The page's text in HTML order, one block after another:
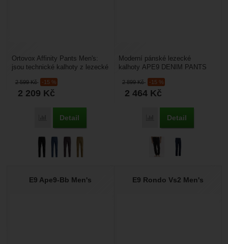
2 599Kč -15 %
2 209 Kč
Porovnat
Detail
Ortovox Affinity Pants Men's:
jsou technické kalhoty z lezecké
vyvinuty pro...
2 899Kč -15 %
2 464 Kč
Porovnat
Detail
Moderní pánské lezecké
kalhoty APE9 DENIM PANTS
z 83% organické bavlny,...
E9 Ape9-Bb Men's E9 Rondo Vs2 Men's